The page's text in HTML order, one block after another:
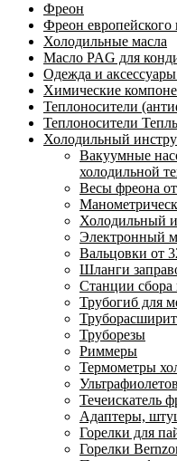
Фреон
Фреон европейского
Холодильные масла
Масло PAG для
Одежда и
Химические
Теплоносители
Теплоносители
Холодильный
Вакуумные
холодильной
Весы фреона
Холодильный
Электронный
Вальцовки от
Шланги
Станции сбора
Трубогиб для
Труборезы
Риммеры
Термометры
Течеискатель
Адаптеры,
Горелки для
Горелки